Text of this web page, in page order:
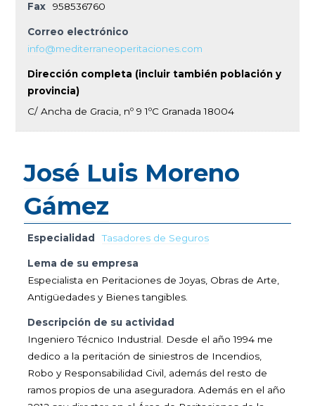
Fax 958536760
Correo electrónico
info@mediterraneoperitaciones.com
Dirección completa (incluir también población y
provincia)
C/ Ancha de Gracia, nº 9 1ºC Granada 18004
José Luis Moreno
Gámez
Especialidad Tasadores de Seguros
Lema de su empresa
Especialista en Peritaciones de Joyas, Obras de Arte,
Antigüedades y Bienes tangibles.
Descripción de su actividad
Ingeniero Técnico Industrial. Desde el año 1994 me
dedico a la peritación de siniestros de Incendios,
Robo y Responsabilidad Civil, además del resto de
ramos propios de una aseguradora. Además en el año